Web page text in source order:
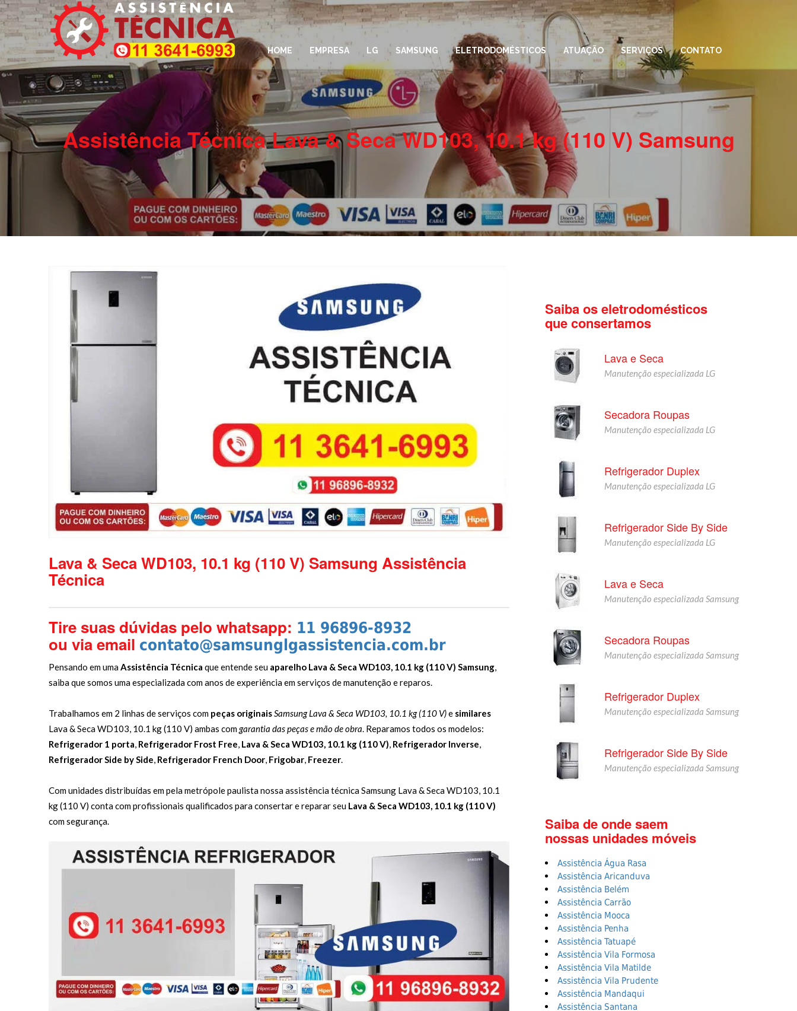
HOME EMPRESA LG SAMSUNG ELETRODOMÉSTICOS ATUAÇÃO SERVIÇOS CONTATO
Assistência Técnica Lava & Seca WD103, 10.1 kg (110 V) Samsung
Lava & Seca WD103, 10.1 kg (110 V) Samsung Assistência
Técnica
Tire suas dúvidas pelo whatsapp: 11 96896-8932
ou via email contato@samsunglgassistencia.com.br
Pensando em uma Assistência Técnica que entende seu aparelho Lava & Seca WD103, 10.1 kg (110 V) Samsung
saiba que somos uma especializada com anos de experiência em serviços de manutenção e reparos.
Trabalhamos em 2 linhas de serviços com peças originais Samsung Lava & Seca WD103, 10.1 kg (110 V)e similares
Lava & Seca WD103, 10.1 kg (110 V) ambas comgarantia das peças e mão de obra . Reparamos todos os modelos:
Refrigerador 1 porta Refrigerador Frost Free Lava & Seca WD103, 10.1 kg (110 V) Refrigerador Inverse
Refrigerador Side by Side Refrigerador French Door Frigobar Freezer
Com unidades distribuídas em pela metrópole paulista nossa assistência técnica Samsung Lava & Seca WD103, 10.1
kg (110 V) conta com profissionais qualificados para consertar e reparar seu Lava & Seca WD103, 10.1 kg (110 V)
com segurança.
Saiba os eletrodomésticos
que consertamos
Lava e Seca
Manutenção especializada LG
Secadora Roupas
Manutenção especializada LG
Refrigerador Duplex
Manutenção especializada LG
Refrigerador Side By Side
Manutenção especializada LG
Lava e Seca
Manutenção especializada Samsung
Secadora Roupas
Manutenção especializada Samsung
Refrigerador Duplex
Manutenção especializada Samsung
Refrigerador Side By Side
Manutenção especializada Samsung
Saiba de onde saem
nossas unidades móveis
Assistência Água Rasa
Assistência Aricanduva
Assistência Belém
Assistência Carrão
Assistência Mooca
Assistência Penha
Assistência Tatuapé
Assistência Vila Formosa
Assistência Vila Matilde
Assistência Vila Prudente
Assistência Mandaqui
Assistência Santana